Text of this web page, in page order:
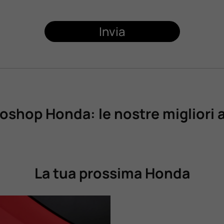
Invia
Honda: le nostre migliori
La tua prossima Honda